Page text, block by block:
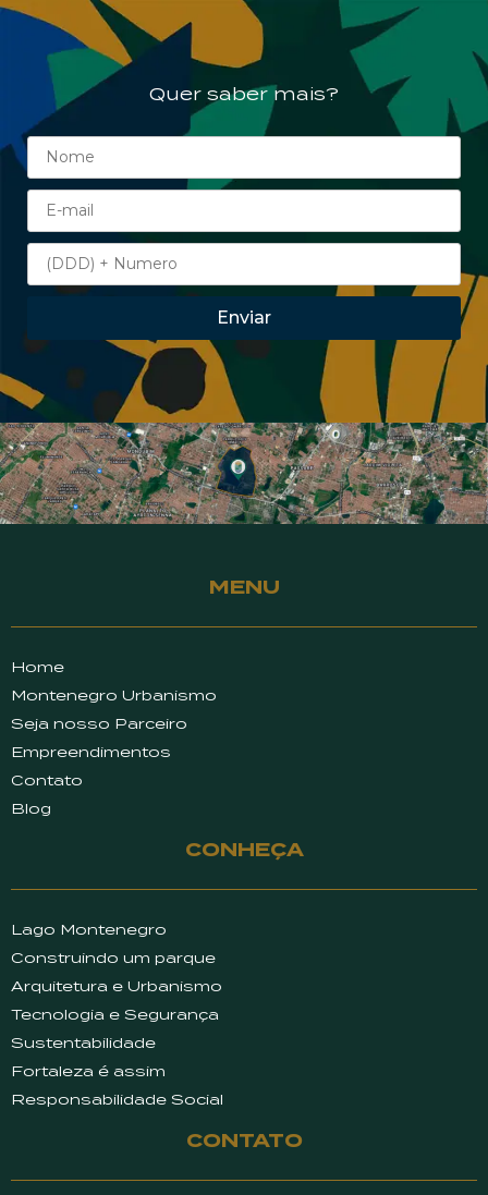
Quer saber mais?
Enviar
MENU
Home
Montenegro Urbanismo
Seja nosso Parceiro
Empreendimentos
Contato
Blog
CONHEÇA
Lago Montenegro
Construindo um parque
Arquitetura e Urbanismo
Tecnologia e Segurança
Sustentabilidade
Fortaleza é assim
Responsabilidade Social
CONTATO